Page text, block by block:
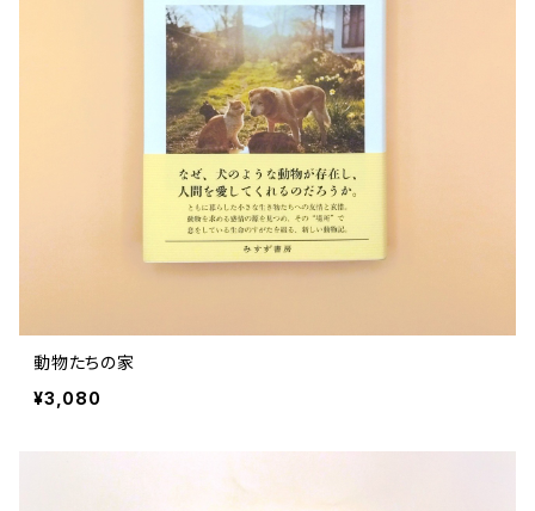
動物たちの家
¥3,080